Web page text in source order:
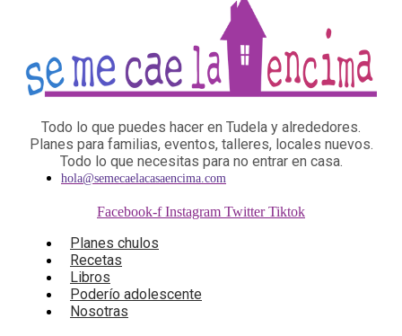
Todo lo que puedes hacer en Tudela y alrededores.
Planes para familias, eventos, talleres, locales nuevos.
Todo lo que necesitas para no entrar en casa.
hola@semecaelacasaencima.com
Facebook-f Instagram Twitter Tiktok
Planes chulos
Recetas
Libros
Poderío adolescente
Nosotras